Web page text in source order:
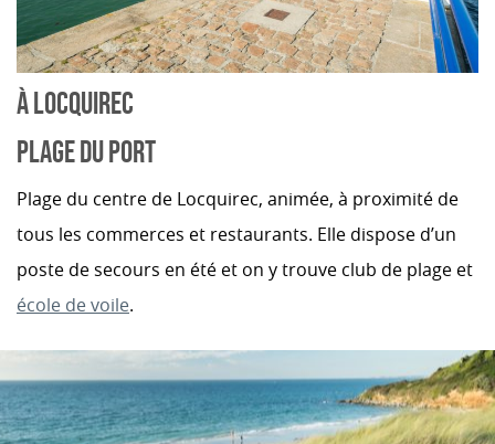
À LOCQUIREC
PLAGE DU PORT
Plage du centre de Locquirec, animée, à proximité de
tous les commerces et restaurants. Elle dispose d’un
poste de secours en été et on y trouve club de plage et
école de voile.